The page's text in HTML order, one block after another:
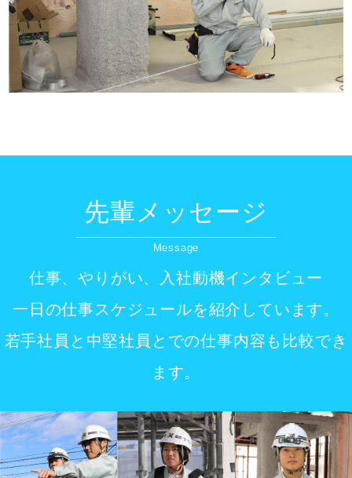
先輩メッセージ
Message
仕事、やりがい、入社動機インタビュー
一日の仕事スケジュールを紹介しています。
若手社員と中堅社員とでの仕事内容も比較でき
ます。